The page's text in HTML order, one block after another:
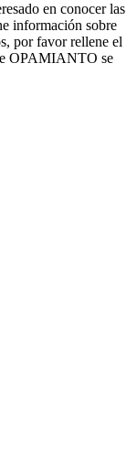
en conocer las
información sobre
por favor rellene el
OPAMIANTO se